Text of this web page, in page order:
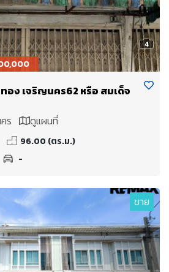
4
อง เจริญนคร62 หรือ สมเด็จ
ร
ดูแผนที่
96.00 (ตร.ม.)
-
ขาย